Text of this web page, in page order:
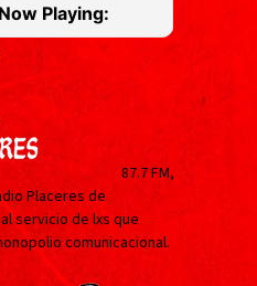
87.7 FM,
Placeres de
servicio de lxs que
comunicacional.